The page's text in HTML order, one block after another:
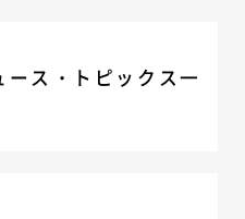
ース・トピックス一